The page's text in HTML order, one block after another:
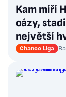
Kam míří
oázy,
největší
Chance Liga